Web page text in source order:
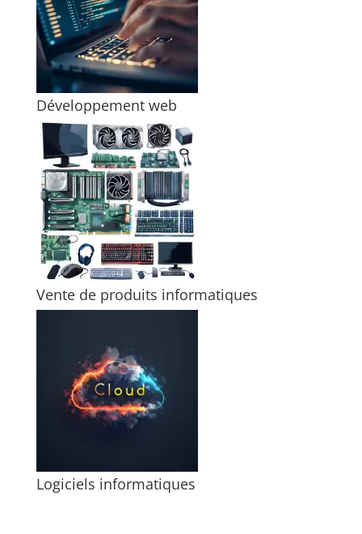
Développement web
Vente de produits informatiques
Logiciels informatiques